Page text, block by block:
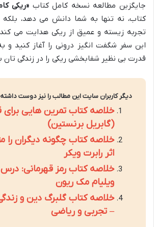
جایگزین مطالعه نسخه کامل کتاب «ریکی
کتاب، نه تنها به شما دانش می دهد،
تجربه زیسته و عمیق از ریکی هدایت می
این سفر شگفت انگیز درونی را آغاز کنید و
قدرت بی نظیر شفابخشی ریکی را در زندگی تان
دیگر کاربران سایت این مطالب را نیز دوست
خلاصه کتاب تمرین هایی
(گابریل برنستین)
خلاصه کتاب چگونه دیگران را
اثر رابرت ویکر
خلاصه کتاب رمز قهرمانی:
ویلیام مک ریون
– تجربی و ریاضی